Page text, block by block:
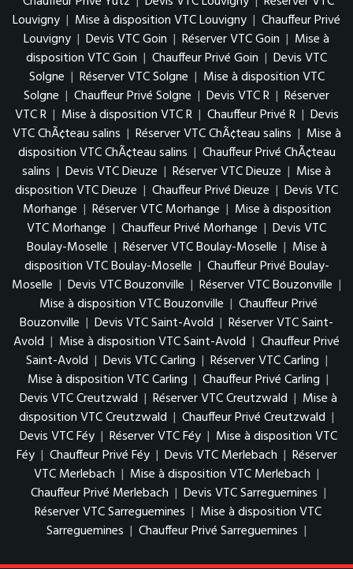
Louvigny | Mise à disposition VTC Louvigny | Chauffeur Privé
Louvigny | Devis VTC Goin | Réserver VTC Goin | Mise à
disposition VTC Goin | Chauffeur Privé Goin | Devis VTC
Solgne | Réserver VTC Solgne | Mise à disposition VTC
Solgne | Chauffeur Privé Solgne | Devis VTC R | Réserver
VTC R | Mise à disposition VTC R | Chauffeur Privé R | Devis
VTC ChÃ¢teau salins | Réserver VTC ChÃ¢teau salins | Mise à
disposition VTC ChÃ¢teau salins | Chauffeur Privé ChÃ¢teau
salins | Devis VTC Dieuze | Réserver VTC Dieuze | Mise à
disposition VTC Dieuze | Chauffeur Privé Dieuze | Devis VTC
Morhange | Réserver VTC Morhange | Mise à disposition
VTC Morhange | Chauffeur Privé Morhange | Devis VTC
Boulay-Moselle | Réserver VTC Boulay-Moselle | Mise à
disposition VTC Boulay-Moselle | Chauffeur Privé Boulay-
Moselle | Devis VTC Bouzonville | Réserver VTC Bouzonville |
Mise à disposition VTC Bouzonville | Chauffeur Privé
Bouzonville | Devis VTC Saint-Avold | Réserver VTC Saint-
Avold | Mise à disposition VTC Saint-Avold | Chauffeur Privé
Saint-Avold | Devis VTC Carling | Réserver VTC Carling |
Mise à disposition VTC Carling | Chauffeur Privé Carling |
Devis VTC Creutzwald | Réserver VTC Creutzwald | Mise à
disposition VTC Creutzwald | Chauffeur Privé Creutzwald |
Devis VTC Féy | Réserver VTC Féy | Mise à disposition VTC
Féy | Chauffeur Privé Féy | Devis VTC Merlebach | Réserver
VTC Merlebach | Mise à disposition VTC Merlebach |
Chauffeur Privé Merlebach | Devis VTC Sarreguemines |
Réserver VTC Sarreguemines | Mise à disposition VTC
Sarreguemines | Chauffeur Privé Sarreguemines |